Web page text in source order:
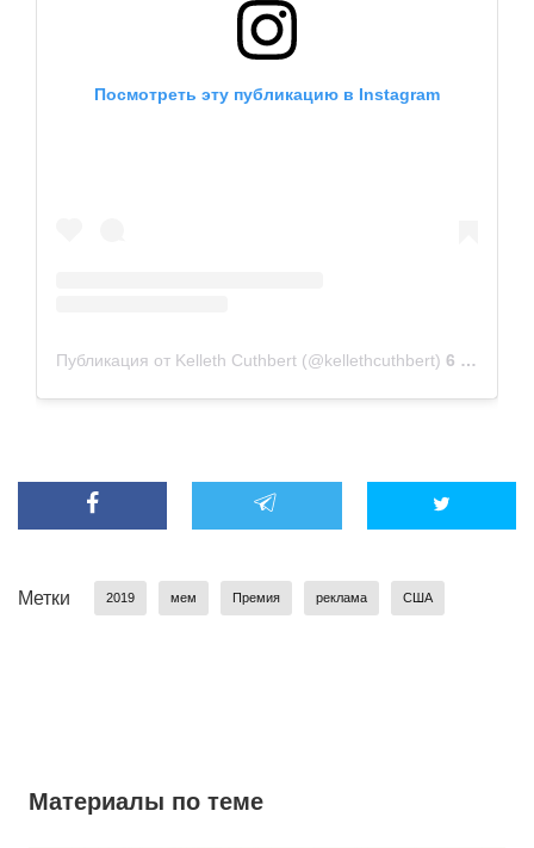
Посмотреть эту публикацию в Instagram
Публикация от Kelleth Cuthbert (@kellethcuthbert) 6 Янв 2019 в 5:25 PST
Метки 2019 мем Премия реклама США
Материалы по теме